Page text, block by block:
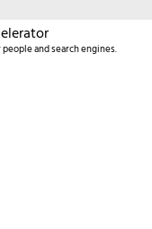
and search engines.